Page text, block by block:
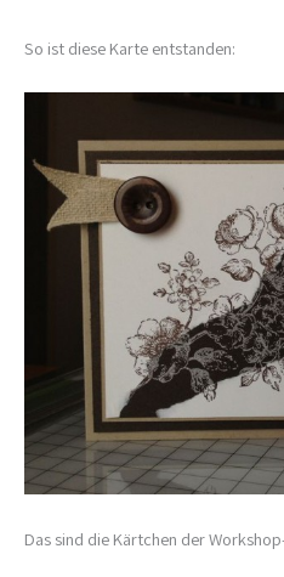
So ist diese Karte entstanden:
Das sind die Kärtchen der